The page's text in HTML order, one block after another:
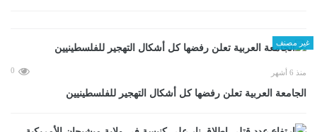
غير مصنف
منذ 6 أشهر 0
الجامعة العربية تعلن رفضها كل أشكال التهجير للفلسطينيين